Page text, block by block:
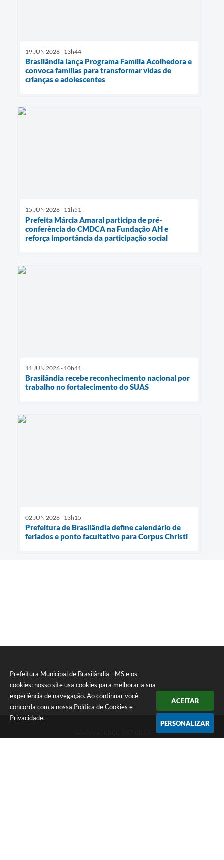
Prefeitura Municipal de Brasilândia - MS e os
cookies: nosso site usa cookies para melhorar a sua
experiência de navegação. Ao continuar você
concorda com a nossa Política de Cookies e
Privacidade.
ACEITAR
PERSONALIZAR
19 JUN 2026 - 13h44
Brasilândia lança Programa Família Acolhedora e
convoca famílias para transformar vidas de
crianças e adolescentes
15 JUN 2026 - 11h51
Prefeita Márcia Amaral participa de pré-
conferência do CMDCA na Fundação AH e
reforça importância da participação social
11 JUN 2026 - 10h41
Brasilândia recebe reconhecimento nacional por
trabalho no fortalecimento do SUAS
02 JUN 2026 - 13h15
Prefeitura de Brasilândia define calendário de
feriados e ponto facultativo para Corpus Christi